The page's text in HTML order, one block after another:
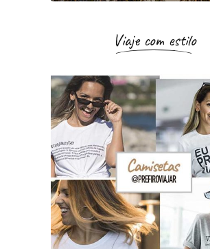
Viaje com estilo